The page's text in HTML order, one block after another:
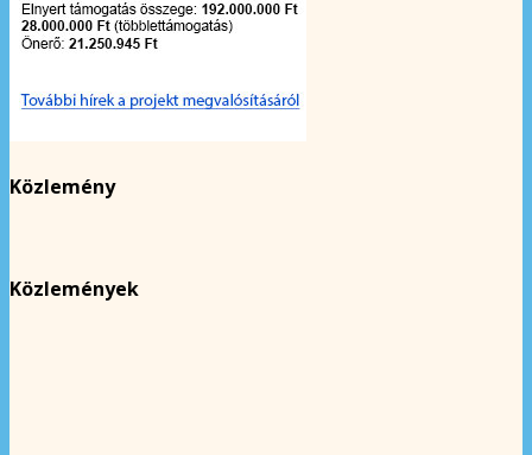
Közlemény
Közlemények